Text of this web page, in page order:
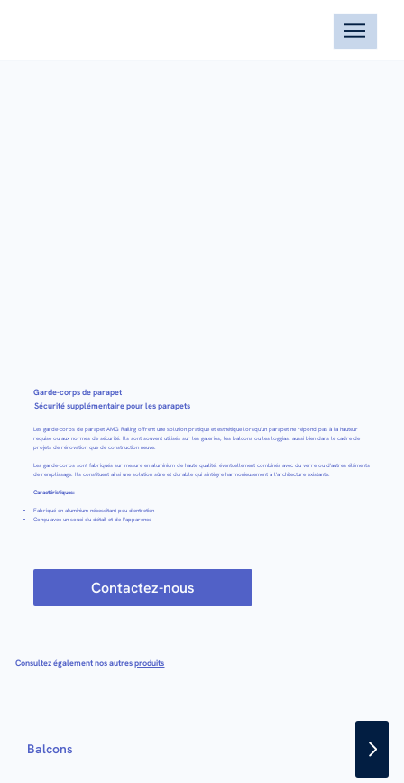
Garde-corps de parapet
Sécurité supplémentaire pour les parapets
Les garde-corps de parapet AMG Railing offrent une solution pratique et esthétique lorsqu'un parapet ne répond pas à la hauteur
requise ou aux normes de sécurité. Ils sont souvent utilisés sur les galeries, les balcons ou les loggias, aussi bien dans le cadre de
projets de rénovation que de construction neuve.
Les garde-corps sont fabriqués sur mesure en aluminium de haute qualité, éventuellement combinés avec du verre ou d'autres éléments
de remplissage. Ils constituent ainsi une solution sûre et durable qui s'intègre harmonieusement à l'architecture existante.
Caractéristiques:
Fabriqué en aluminium nécessitant peu d'entretien
Conçu avec un souci du détail et de l'apparence
Contactez-nous
Consultez également nos autresproduits
Balcons